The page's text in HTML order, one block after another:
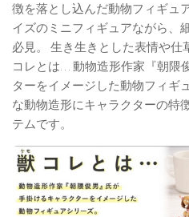
徴を落とし込んだ動物フィギュ
イズのミニフィギュアながら、
必見。 生き生きとした表情や
コレとは… 動物造形作家『朝隈
ターをイメージした動物フィギ
な動物造形にキャラクターの特
テムです。